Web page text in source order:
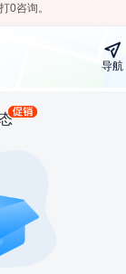
0咨询。
导航